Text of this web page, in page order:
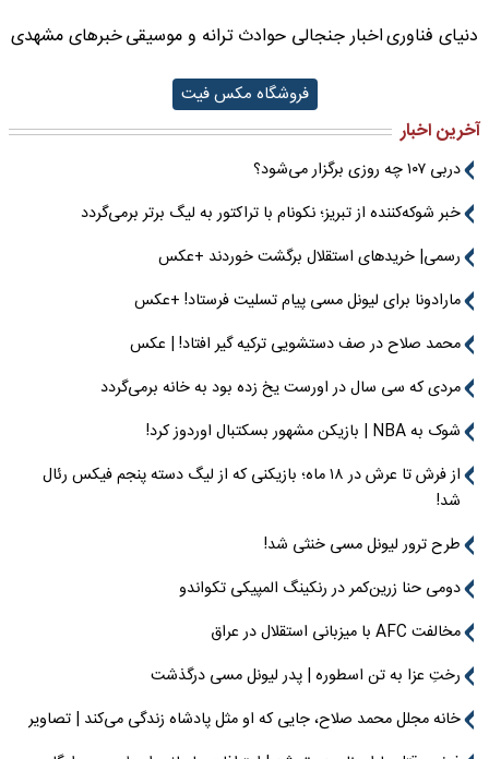
دنیای فناوریاخبار جنجالی حوادثترانه و موسیقیخبرهای مشهدی
فروشگاه مکس فیت
آخرین اخبار
دربی ۱۰۷ چه روزی برگزار می‌شود؟
خبر شوکه‌کننده از تبریز؛ نکونام با تراکتور به لیگ برتر برمی‌گردد
رسمی| خریدهای استقلال برگشت خوردند +عکس
مارادونا برای لیونل مسی پیام تسلیت فرستاد! +عکس
محمد صلاح در صف دستشویی ترکیه گیر افتاد! | عکس
مردی که سی سال در اورست یخ زده بود به خانه برمی‌گردد
شوک به NBA | بازیکن مشهور بسکتبال اوردوز کرد!
از فرش تا عرش در ۱۸ ماه؛ بازیکنی که از لیگ دسته پنجم فیکس رئال
شد!
طرح ترور لیونل مسی خنثی شد!
دومی حنا زرین‌کمر در رنکینگ المپیکی تکواندو
مخالفت AFC با میزبانی استقلال در عراق
رختِ عزا به تن اسطوره | پدر لیونل مسی درگذشت
خانه مجلل محمد صلاح، جایی که او مثل پادشاه زندگی می‌کند | تصاویر